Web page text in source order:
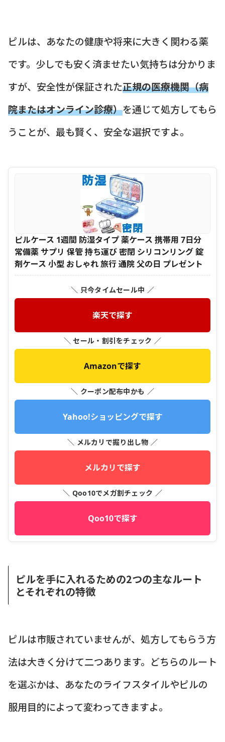
ピルは、あなたの健康や将来に大きく関わる薬
です。少しでも安く済ませたい気持ちは分かりま
すが、安全性が保証された正規の医療機関（病
院またはオンライン診療）を通じて処方してもら
うことが、最も賢く、安全な選択ですよ。
ピルケース 1週間 防湿タイプ 薬ケース 携帯用 7日分
常備薬 サプリ 保管 持ち運び 密閉 シリコンリング 錠
剤ケース 小型 おしゃれ 旅行 通院 父の日 プレゼント
＼ 只今タイムセール中 ／
楽天で探す
＼ セール・割引をチェック ／
Amazonで探す
＼ クーポン配布中かも ／
Yahoo!ショッピングで探す
＼ メルカリで掘り出し物 ／
メルカリで探す
＼ Qoo10でメガ割チェック ／
Qoo10で探す
ピルを手に入れるための2つの主なルート
とそれぞれの特徴
ピルは市販されていませんが、処方してもらう方
法は大きく分けて二つあります。どちらのルート
を選ぶかは、あなたのライフスタイルやピルの
服用目的によって変わってきますよ。